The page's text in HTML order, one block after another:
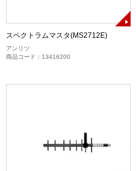
スペクトラムマスタ(MS2712E)
アンリツ
商品コード：13416200